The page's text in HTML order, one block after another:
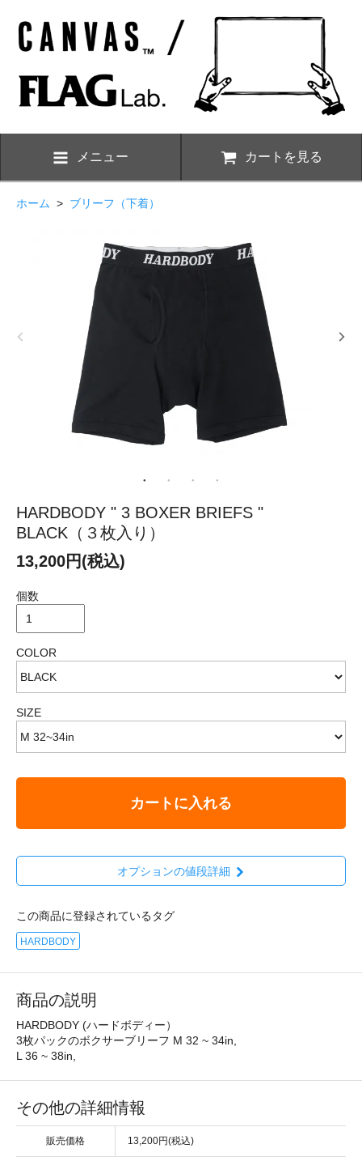
メニュー カートを見る
ホーム > ブリーフ（下着）
HARDBODY " 3 BOXER BRIEFS "
BLACK（３枚入り）
13,200円(税込)
個数
COLOR
SIZE
カートに入れる
オプションの値段詳細
この商品に登録されているタグ
HARDBODY
商品の説明
HARDBODY (ハードボディー）
3枚パックのボクサーブリーフ M 32 ~ 34in,
L 36 ~ 38in,
その他の詳細情報
販売価格 13,200円(税込)